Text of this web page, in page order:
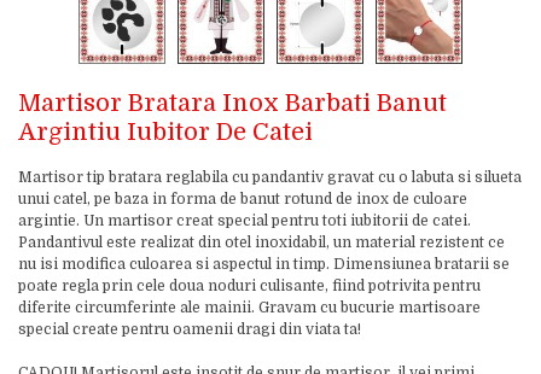
Martisor Bratara Inox Barbati Banut
Argintiu Iubitor De Catei
Martisor tip bratara reglabila cu pandantiv gravat cu o labuta si silueta
unui catel, pe baza in forma de banut rotund de inox de culoare
argintie. Un martisor creat special pentru toti iubitorii de catei.
Pandantivul este realizat din otel inoxidabil, un material rezistent ce
nu isi modifica culoarea si aspectul in timp. Dimensiunea bratarii se
poate regla prin cele doua noduri culisante, fiind potrivita pentru
diferite circumferinte ale mainii. Gravam cu bucurie martisoare
special create pentru oamenii dragi din viata ta!